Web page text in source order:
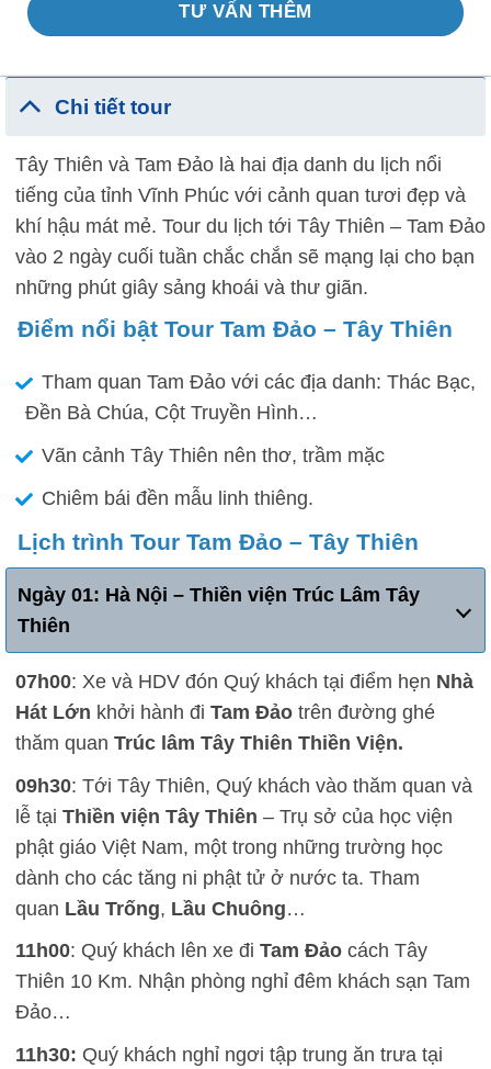
TƯ VẤN THÊM
Chi tiết tour
Tây Thiên và Tam Đảo là hai địa danh du lịch nổi
tiếng của tỉnh Vĩnh Phúc với cảnh quan tươi đẹp và
khí hậu mát mẻ. Tour du lịch tới Tây Thiên – Tam Đảo
vào 2 ngày cuối tuần chắc chắn sẽ mạng lại cho bạn
những phút giây sảng khoái và thư giãn.
Điểm nổi bật Tour Tam Đảo – Tây Thiên
Tham quan Tam Đảo với các địa danh: Thác Bạc,
Đền Bà Chúa, Cột Truyền Hình…
Vãn cảnh Tây Thiên nên thơ, trầm mặc
Chiêm bái đền mẫu linh thiêng.
Lịch trình Tour Tam Đảo – Tây Thiên
Ngày 01: Hà Nội – Thiền viện Trúc Lâm Tây
Thiên
07h00: Xe và HDV đón Quý khách tại điểm hẹn Nhà
Hát Lớn khởi hành đi Tam Đảotrên đường ghé
thăm quan Trúc lâm Tây Thiên Thiền Viện.
09h30: Tới Tây Thiên, Quý khách vào thăm quan và
lễ tại Thiền viện Tây Thiên – Trụ sở của học viện
phật giáo Việt Nam, một trong những trường học
dành cho các tăng ni phật tử ở nước ta. Tham
quan Lầu Trống, Lầu Chuông…
11h00: Quý khách lên xe đi Tam Đảocách Tây
Thiên 10 Km. Nhận phòng nghỉ đêm khách sạn Tam
Đảo…
11h30: Quý khách nghỉ ngơi tập trung ăn trưa tại